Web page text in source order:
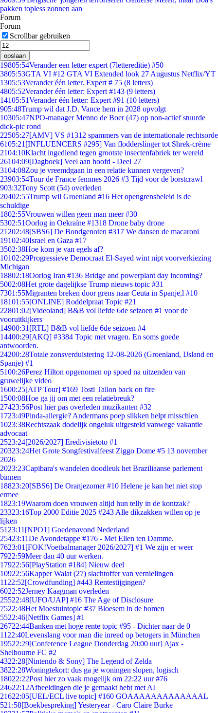
pakken topless zonnen aan
Forum
Forum
Scrollbar gebruiken
opslaan
19805:54Verander een letter expert (7lettereditie) #50
3805:53GTA VI #12 GTA VI Extended look 27 Augustus Netflix/YT
1305:53Verander één letter. Expert # 75 (8 letters)
4805:52Verander één letter: Expert #143 (9 letters)
14105:51Verander één letter: Expert #91 (10 letters)
905:48Trump wil dat J.D. Vance hem in 2028 opvolgt
10305:47NPO-manager Menno de Boer (47) op non-actief stuurde
dick-pic rond
22505:27[AMV] VS #1312 spammers van de internationale rechtsorde
6105:21 [INFLUENCERS #295] Van flodderslinger tot Shrek-crème
2104:10Klacht ingediend tegen grootste insectenfabriek ter wereld
26104:09[Dagboek] Veel aan hoofd - Deel 27
3104:08Zou je vreemdgaan in een relatie kunnen vergeven?
23903:54Tour de France femmes 2026 #3 Tijd voor de borstcrawl
903:32Tony Scott (54) overleden
20402:55Trump wil Groenland #16 Het opengrensbeleid is de
schuldige
1802:55Vrouwen willen geen man meer #30
5302:51Oorlog in Oekraïne #1318 Drone baby drone
21202:48[SBS6] De Bondgenoten #317 We dansen de macaroni
19102:40Israel en Gaza #17
3502:38Hoe kom je van egels af?
10102:29Progressieve Democraat El-Sayed wint nipt voorverkiezing
Michigan
18802:18Oorlog Iran #136 Bridge and powerplant day incoming?
5002:08Het grote dagelijkse Trump nieuws topic #31
7301:55Migranten breken door grens naar Ceuta in Spanje,l #10
18101:55[ONLINE] Roddelpraat Topic #21
22801:02[Videoland] B&B vol liefde 6de seizoen #1 voor de
vooruitkijkers
14900:31 [RTL] B&B vol liefde 6de seizoen #4
14400:29[AKQ] #3384 Topic met vragen. En soms goede
antwoorden.
24200:28Totale zonsverduistering 12-08-2026 (Groenland, IJsland en
Spanje) #1
5100:26Perez Hilton opgenomen op spoed na uitzenden van
gruwelijke video
1600:25[ATP Tour] #169 Tosti Tallon back on fire
1500:08Hoe ga jij om met een relatiebreuk?
27423:56Post hier pas overleden muzikanten #32
1723:49Pinda-allergie? Andermans poep slikken helpt misschien
1023:38Rechtszaak dodelijk ongeluk uitgesteld vanwege vakantie
advocaat
2523:24[2026/2027] Eredivisietoto #1
20323:24Het Grote Songfestivalfeest Ziggo Dome #5 13 november
2026
2023:23Capibara's wandelen doodleuk het Braziliaanse parlement
binnen
18823:20[SBS6] De Oranjezomer #10 Helene je kan het niet stop
ermee
1823:19Waarom doen vrouwen altijd hun telly in de kontzak?
23323:16Top 2000 Editie 2025 #243 Alle dikzakken willen op je
lijken
51 23:11 [NPO1] Goedenavond Nederland
25423:11De Avondetappe #176 - Met Ellen ten Damme.
7623:01 [FOK!Voetbalmanager 2026/2027] #1 We zijn er weer
7922:59Meer dan 40 uur werken.
17922:56[PlayStation #184] Nieuw deel
10922:56Kapper Walat (27) slachtoffer van vernielingen
11 22:52[Crowdfunding] #443 Rentestijgingen?
6022:52Jerney Kaagman overleden
25522:48[UFO/UAP] #16 The Age of Disclosure
7522:48Het Moestuintopic #37 Bloesem in de bomen
5522:46[Netflix Games] #1
26722:44Banken met hoge rente topic #95 - Dichter naar de 0
11 22:40Levenslang voor man die inreed op betogers in München
19522:29[Conference League Donderdag 20:00 uur] Ajax -
Shelbourne FC #2
4322:28[Nintendo & Sony] The Legend of Zelda
3822:28Woningtekort: dus ga je woningen slopen, logisch
18022:22Post hier zo vaak mogelijk om 22:22 uur #76
24622:12Afbeeldingen die je gemaakt hebt met AI
21622:05[UEL/ECL live topic] #160 GOAAAAAAAAAAAAAL
521:58[Boekbespreking] Yesteryear - Caro Claire Burke